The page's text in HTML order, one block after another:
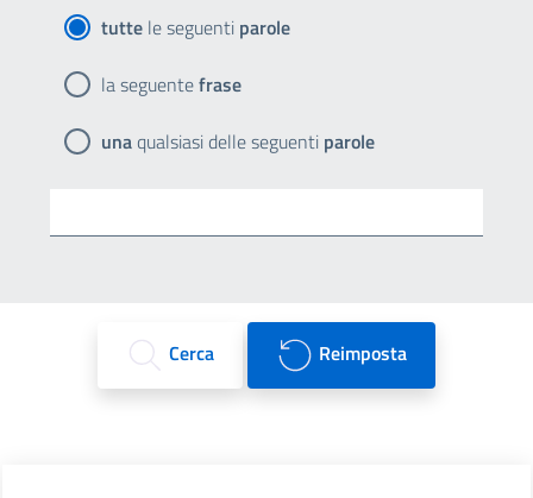
tutte le seguenti parole
la seguentefrase
unaqualsiasi delle seguenti parole
Cerca Reimposta